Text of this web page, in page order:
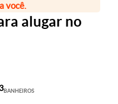
você.
alugar no
BANHEIROS